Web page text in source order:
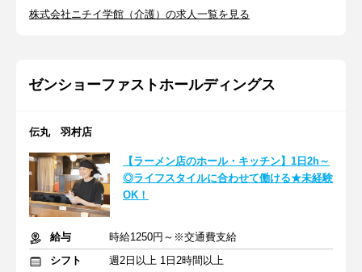
株式会社ニチイ学館（介護）の求人一覧を見る
ゼンショーファストホールディングス
伝丸 羽村店
【ラーメン店のホール・キッチン】1日2h～
◎ライフスタイルに合わせて働ける★未経験
OK！
給与
時給1250円～※交通費支給
シフト
週2日以上 1日2時間以上